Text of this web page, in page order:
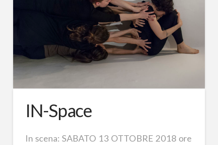
IN-Space
In scena: SABATO 13 OTTOBRE 2018 ore